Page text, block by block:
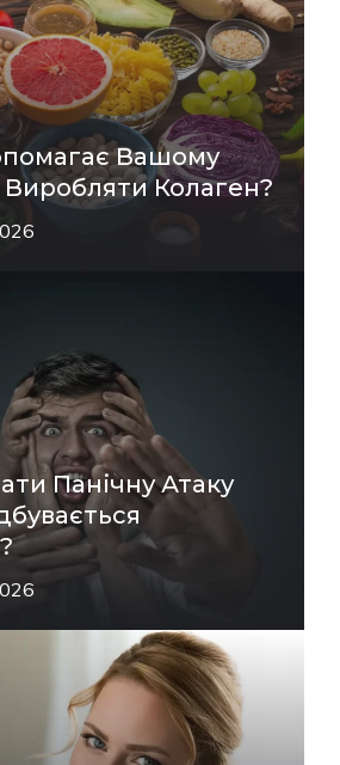
Вашому
Виробляти Колаген?
Панічну Атаку